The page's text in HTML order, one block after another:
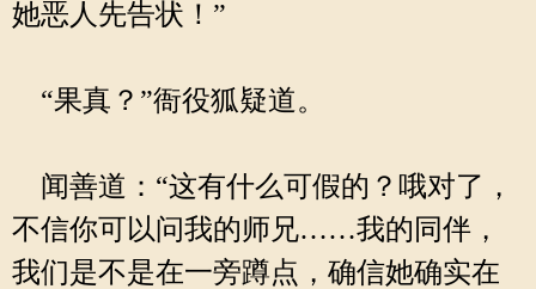
她恶人先告状！”
“果真？”衙役狐疑道。
闻善道：“这有什么可假的？哦对了，
不信你可以问我的师兄……我的同伴，
我们是不是在一旁蹲点，确信她确实在